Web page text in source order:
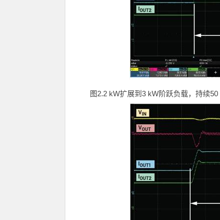
图2.2 kW扩展到 3 kW阶跃负载，持续